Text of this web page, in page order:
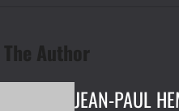
Author
JEAN-PAUL